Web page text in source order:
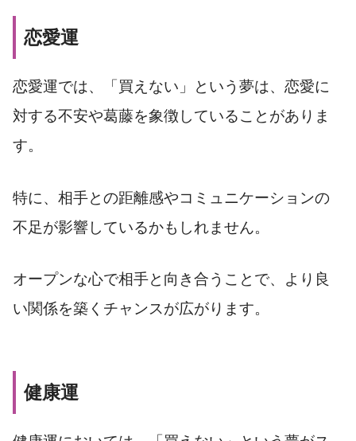
恋愛運
恋愛運では、「買えない」という夢は、恋愛に
対する不安や葛藤を象徴していることがありま
す。
特に、相手との距離感やコミュニケーションの
不足が影響しているかもしれません。
オープンな心で相手と向き合うことで、より良
い関係を築くチャンスが広がります。
健康運